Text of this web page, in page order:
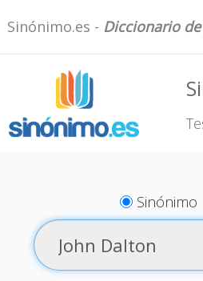
Sinónimo.es - Diccionario
Sinónimo